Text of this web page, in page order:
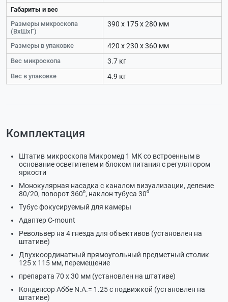
Габариты и вес
Размеры микроскопа
(ВхШхГ)
390 х 175 х 280 мм
Размеры в упаковке 420 х 230 х 360 мм
Вес микроскопа 3.7 кг
Вес в упаковке 4.9 кг
Комплектация
Штатив микроскопа Микромед 1 МК со встроенным в
основание осветителем и блоком питания с регулятором
яркости
Монокулярная насадка с каналом визуализации, деление
80/20, поворот 360⁰, наклон тубуса 30⁰
Тубус фокусируемый для камеры
Адаптер C-mount
Револьвер на 4 гнезда для объективов (установлен на
штативе)
Двухкоординатный прямоугольный предметный столик
125 х 115 мм, перемещение
препарата 70 х 30 мм (установлен на штативе)
Конденсор Аббе N.A.= 1.25 с подвижкой (установлен на
штативе)